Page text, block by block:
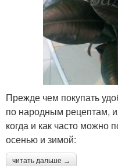
Прежде чем покупать
по народным рецептам,
когда и как часто можно
осенью и зимой:
читать дальше →